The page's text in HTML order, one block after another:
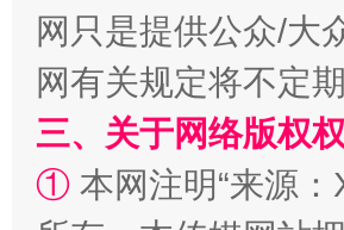
阿坝州三大球赛在茂县开幕
网只是提供公众/大
网有关规定将不定
三、关于网络版权
① 本网注明“来源